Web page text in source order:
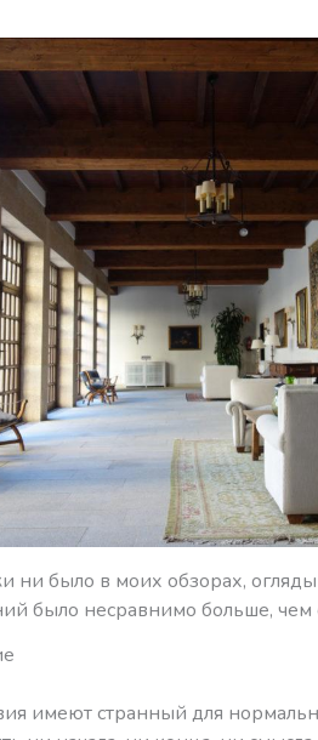
ни было в моих обзорах,
было несравнимо больше, чем
имеют странный для